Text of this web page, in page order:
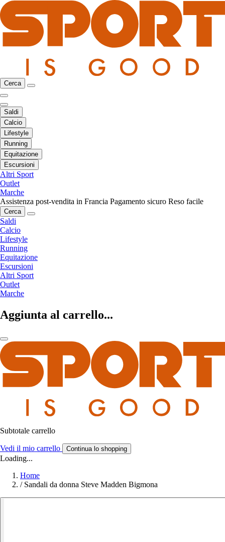
Cerca
Saldi
Calcio
Lifestyle
Running
Equitazione
Escursioni
Altri Sport
Outlet
Marche
Assistenza post-vendita in Francia Pagamento sicuro Reso facile
Cerca
Saldi
Calcio
Lifestyle
Running
Equitazione
Escursioni
Altri Sport
Outlet
Marche
Aggiunta al carrello...
Subtotale carrello
Vedi il mio carrello Continua lo shopping
Loading...
Home
/ Sandali da donna Steve Madden Bigmona